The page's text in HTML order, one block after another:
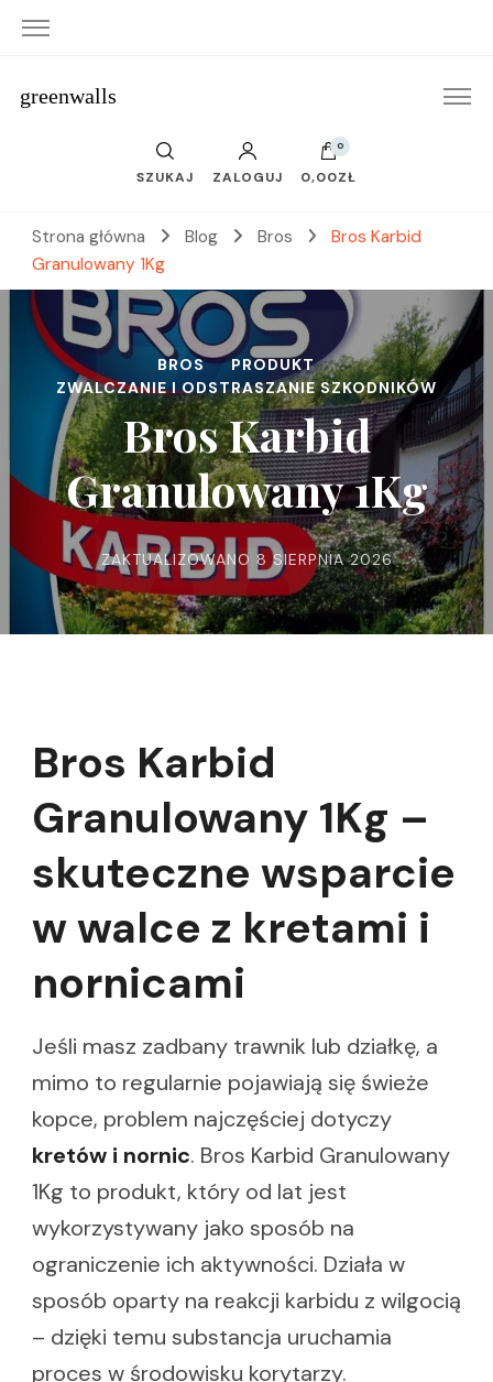
greenwalls
SZUKAJ ZALOGUJ
0
0,00ZŁ
Strona główna Blog Bros
Bros Karbid
Granulowany 1Kg
BROS
PRODUKT
ZWALCZANIE I ODSTRASZANIE SZKODNIKÓW
Bros Karbid
Granulowany 1Kg
ZAKTUALIZOWANO 8 SIERPNIA 2026
Bros Karbid
Granulowany 1Kg –
skuteczne wsparcie
w walce z kretami i
nornicami
Jeśli masz zadbany trawnik lub działkę, a
mimo to regularnie pojawiają się świeże
kopce, problem najczęściej dotyczy
kretów i nornic. Bros Karbid Granulowany
1Kg to produkt, który od lat jest
wykorzystywany jako sposób na
ograniczenie ich aktywności. Działa w
sposób oparty na reakcji karbidu z wilgocią
– dzięki temu substancja uruchamia
proces w środowisku korytarzy.